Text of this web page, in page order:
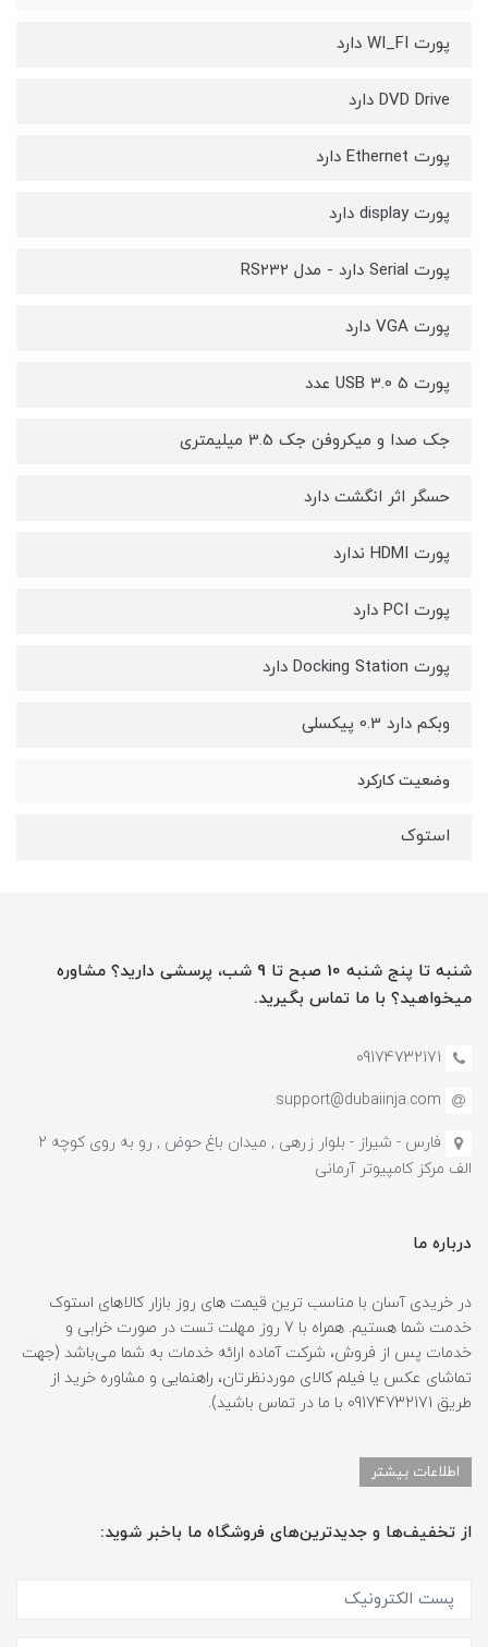
پورت WI_FI دارد
DVD Drive دارد
پورت Ethernet دارد
پورت display دارد
پورت Serial دارد - مدل RS232
پورت VGA دارد
پورت USB 3.0 5 عدد
جک صدا و میکروفن جک 3.5 میلیمتری
حسگر اثر انگشت دارد
پورت HDMI ندارد
پورت PCI دارد
پورت Docking Station دارد
وبکم دارد 0.3 پیکسلی
وضعیت کارکرد
استوک
شنبه تا پنج شنبه 10 صبح تا 9 شب، پرسشی دارید؟ مشاوره
میخواهید؟ با ما تماس بگیرید.
09174732171
support@dubaiinja.com
فارس - شیراز - بلوار زرهی , میدان باغ حوض , رو به روی کوچه 2
الف مرکز کامپیوتر آرمانی
درباره ما
در خریدی آسان با مناسب ترین قیمت های روز بازار کالاهای استوک
خدمت شما هستیم. همراه با 7 روز مهلت تست در صورت خرابی و
خدمات پس از فروش، شرکت آماده ارائه خدمات به شما می‌باشد (جهت
تماشای عکس یا فیلم کالای موردنظرتان، راهنمایی و مشاوره خرید از
طریق 09174732171 با ما در تماس باشید).
اطلاعات بیشتر
از تخفیف‌ها و جدیدترین‌های فروشگاه ما باخبر شوید: